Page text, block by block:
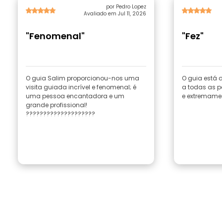
por Pedro Lopez
Avaliado em Jul 11, 2026
"Fenomenal"
O guia Salim proporcionou-nos uma
visita guiada incrível e fenomenal; é
uma pessoa encantadora e um
grande profissional!
????????????????????
"Fez"
O guia está
a todas as
e